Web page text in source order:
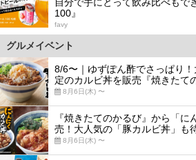
自分で手にとって飲み比べもで
100』
favy
グルメイベント
8/6〜｜ゆずぽん酢でさっぱり
定のカルビ丼を販売『焼きたて
8月6日(木) 〜
『焼きたてのかるび』から「に
売！大人気の「豚カルビ丼」も
8月6日(木) 〜